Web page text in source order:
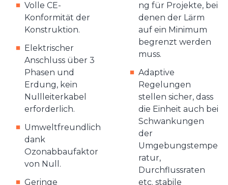
Volle CE-
Konformität der
Konstruktion.
Elektrischer
Anschluss über 3
Phasen und
Erdung, kein
Nullleiterkabel
erforderlich.
Umweltfreundlich
dank
Ozonabbaufaktor
von Null.
Geringe
ng für Projekte, bei
denen der Lärm
auf ein Minimum
begrenzt werden
muss.
Adaptive
Regelungen
stellen sicher, dass
die Einheit auch bei
Schwankungen
der
Umgebungstempe
ratur,
Durchflussraten
etc. stabile